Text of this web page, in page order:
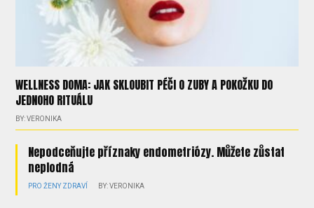
WELLNESS DOMA: JAK SKLOUBIT PÉČI O ZUBY A POKOŽKU DO
JEDNOHO RITUÁLU
BY: VERONIKA
Nepodceňujte příznaky endometriózy. Můžete zůstat
neplodná
PRO ŽENY ZDRAVÍ BY: VERONIKA